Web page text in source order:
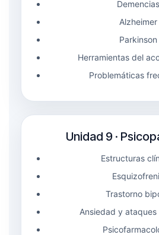
Demencias
Alzheimer
Parkinson
Herramientas del
Problemáticas
Unidad 9 ·
Estructuras
Trastorno
Ansiedad y